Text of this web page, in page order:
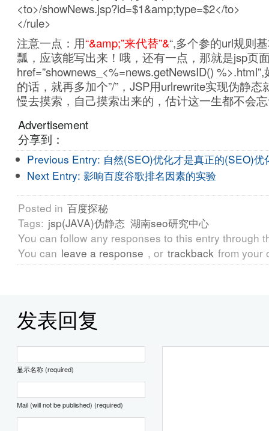
<to>/showNews.jsp?id=$1&amp;type=$2</to>
</rule>
注意一点：用“&amp;”来代替”&“,多个参的url规则
瓢，应该能写出来！哦，还有一点，那就是jsp页
href=”shownews_<%=news.getNewsID()
的话，就再多加个”/”，JSP用urlrewrite实现伪静
慢去摸索，自己摸索出来的，估计这一生都不会
Advertisement
分享到：
Previous Entry: 自然(SEO)优化才是真正的(SEO)优
Next Entry: 影响百度谷歌排名因素的实验
Posted in 百度探秘
Tags: jsp(JAVA)伪静态 湖南seo研究中心
You can follow any responses to this entry through
You can leave a response , or trackback from your
发表回复
显示名称 (required)
Mail (will not be published) (required)